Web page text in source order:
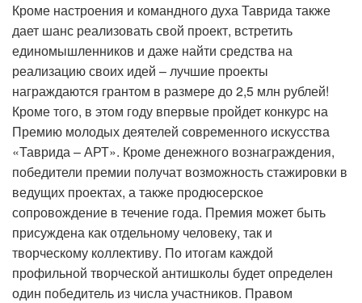
Кроме настроения и командного духа Таврида также
дает шанс реализовать свой проект, встретить
единомышленников и даже найти средства на
реализацию своих идей – лучшие проекты
награждаются грантом в размере до 2,5 млн рублей!
Кроме того, в этом году впервые пройдет конкурс на
Премию молодых деятелей современного искусства
«Таврида – АРТ». Кроме денежного вознаграждения,
победители премии получат возможность стажировки в
ведущих проектах, а также продюсерское
сопровождение в течение года. Премия может быть
присуждена как отдельному человеку, так и
творческому коллективу. По итогам каждой
профильной творческой антишколы будет определен
один победитель из числа участников. Правом